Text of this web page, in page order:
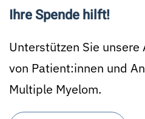
Ihre Spende hilft!
Unterstützen Sie
von Patient:innen und
Multiple Myelom.